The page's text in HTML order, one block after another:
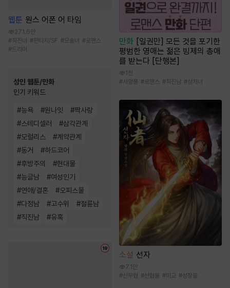
웹툰 원스 어폰 어 타임
271.6만
#직진녀 # 판타지/SF #모솔녀 #로맨스
#드라마
성인 웹툰/만화
인기 키워드
#능욕 #원나잇 #짝사랑
#스테디셀러 #삼각관계
#모럴리스 #계약관계
#동거 #하드코어
#후방주의 #현대물
#능글남 #여성인기
#연애/결혼 #오피스물
#다정남 #고수위 #절륜남
#직진남 #유혹
만화 [일권만] 모든 것을 포기한
평범한 영애는 젊은 빙제의 총애
를 받는다 [단행본]
1천
#서양풍 #로맨스 #직진남 #상처녀
소설 선자
7.1만
#신무협 #선협물 #마교 #성장물